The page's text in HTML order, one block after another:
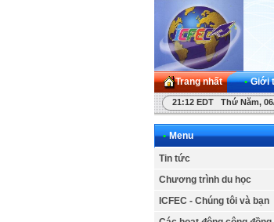
Trang nhất • Giới
21:12 EDT Thứ Năm,
• Menu
Tin tức
Chương trình du học
ICFEC - Chúng tôi và bạn